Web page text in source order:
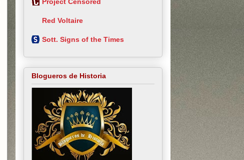
Red Voltaire
Sott. Signs of the Times
Blogueros de Historia